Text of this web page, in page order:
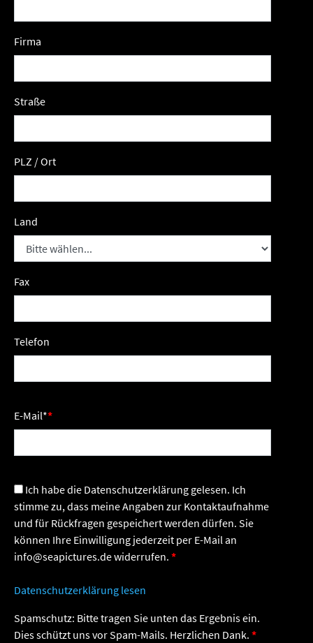
Firma
Straße
PLZ / Ort
Land
Fax
Telefon
E-Mail*
stimme zu, dass meine Angaben zur Kontaktaufnahme
und für Rückfragen gespeichert werden dürfen. Sie
können Ihre Einwilligung jederzeit per E-Mail an
info@seapictures.de widerrufen.
Datenschutzerklärung lesen
Spamschutz: Bitte tragen Sie unten das Ergebnis ein.
Dies schützt uns vor Spam-Mails. Herzlichen Dank.